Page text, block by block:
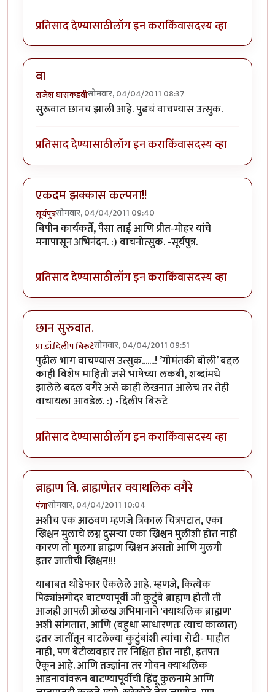
प्रतिसाद देण्यासाठीलॉग इन कराकिंवासदस्य व्हा
वा
राजेश घासकडवीसोमवार, 04/04/2011 08:37
सुरूवात छानच झाली आहे. पुढचं वाचण्यास उत्सुक.
प्रतिसाद देण्यासाठीलॉग इन कराकिंवासदस्य व्हा
एकदम झक्कास कल्पना!!
सूर्यपुत्रसोमवार, 04/04/2011 09:40
बिपीन कार्यकर्ते, पैसा ताई आणि प्रीत-मोहर यांचे
मनापासून अभिनंदन. :) वाचनोत्सुक. -सूर्यपुत्र.
प्रतिसाद देण्यासाठीलॉग इन कराकिंवासदस्य व्हा
छान सुरुवात.
प्रा.डॉ.दिलीप बिरुटेसोमवार, 04/04/2011 09:51
पुढील भाग वाचण्यास उत्सुक.......! ’गोमंतकी बोली’ बद्दल
काही विशेष माहिती जसे भाषेच्या लकबी, शब्दांमधे
झालेले बदल वगैरे असे काही लेखनात आलेच तर तेही
वाचायला आवडेल. :) -दिलीप बिरुटे
प्रतिसाद देण्यासाठीलॉग इन कराकिंवासदस्य व्हा
ब्राह्मण वि. ब्राह्मणेतर क्याथलिक वगैरे
पंगासोमवार, 04/04/2011 10:04
अशीच एक आठवण म्हणजे त्रिकाल चित्रपटात, एका
ख्रिश्चन मुलाचे लग्न दुसर्‍या एका ख्रिश्चन मुलीशी होत नाही
कारण तो मुलगा ब्राह्मण ख्रिश्चन असतो आणि मुलगी
इतर जातीची ख्रिश्चन!!!
याबाबत थोडेफार ऐकलेले आहे. म्हणजे, कित्येक
पिढ्यांअगोदर बाटण्यापूर्वी जी कुटुंबे ब्राह्मण होती ती
आजही आपली ओळख अभिमानाने 'क्याथलिक ब्राह्मण'
अशी सांगतात, आणि (बहुधा साधारणतः त्याच काळात)
इतर जातींतून बाटलेल्या कुटुंबांशी त्यांचा रोटी- माहीत
नाही, पण बेटीव्यवहार तर निश्चित होत नाही, इतपत
ऐकून आहे. आणि तज्ज्ञांना तर गोवन क्याथलिक
आडनावांवरून बाटण्यापूर्वीची हिंदू कुलनामे आणि